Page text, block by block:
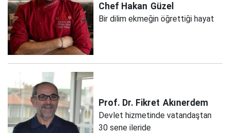
Chef Hakan Güzel
Bir dilim ekmeğin öğrettiği hayat
Prof. Dr. Fikret Akınerdem
Devlet hizmetinde vatandaştan
30 sene ileride